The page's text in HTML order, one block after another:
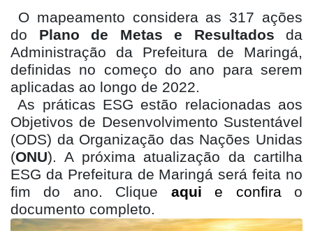
O mapeamento considera as 317 ações
do Plano de Metas e Resultados da
Administração da Prefeitura de Maringá,
definidas no começo do ano para serem
aplicadas ao longo de 2022.
As práticas ESG estão relacionadas aos
Objetivos de Desenvolvimento Sustentável
(ODS) da Organização das Nações Unidas
(ONU). A próxima atualização da cartilha
ESG da Prefeitura de Maringá será feita no
fim do ano. Clique
aqui e confirao
documento completo.